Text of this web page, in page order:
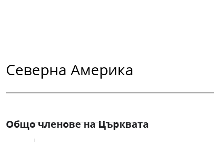
Северна Америка
Общо членове на Църквата